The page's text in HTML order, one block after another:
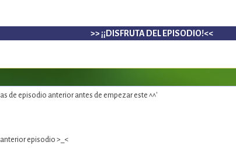
>> ¡¡DISFRUTA DEL EPISODIO!<<
de episodio anterior antes de empezar este ^^'
episodio >_<